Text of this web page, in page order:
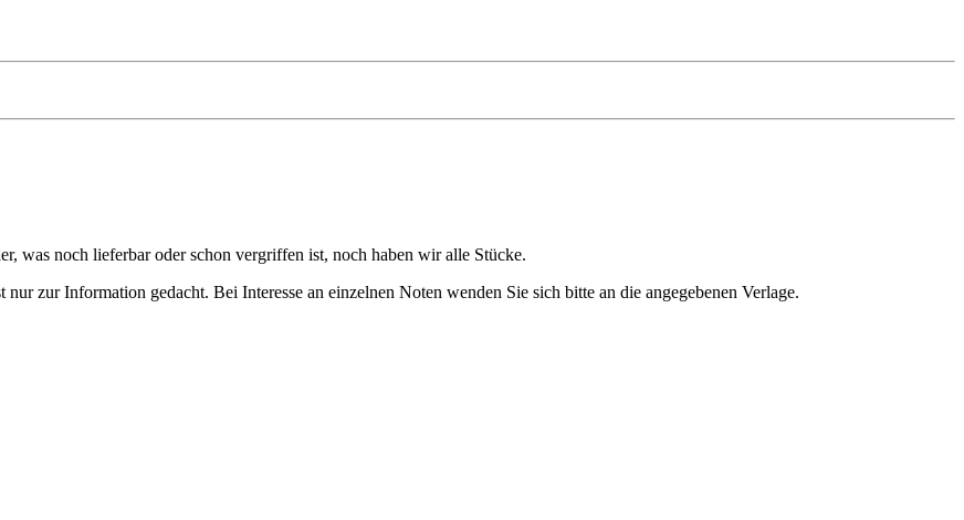
was noch lieferbar oder schon vergriffen ist, noch haben wir alle Stücke.
zur Information gedacht. Bei Interesse an einzelnen Noten wenden Sie sich bitte an die angegebenen Verlage.